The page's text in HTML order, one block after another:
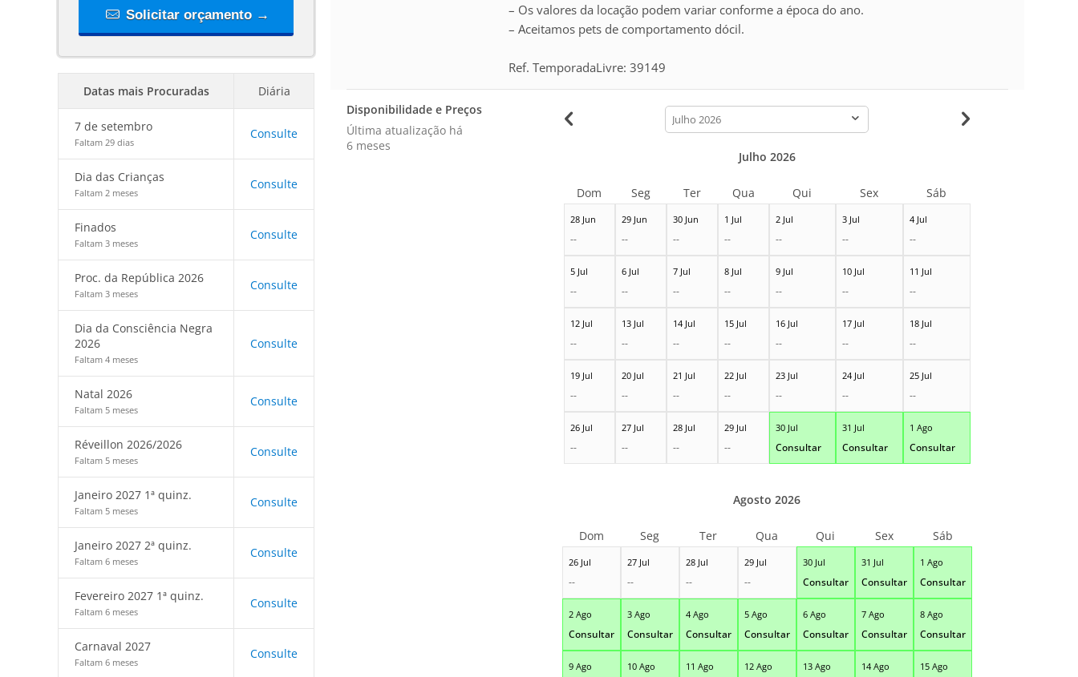
Solicitar orçamento →
Datas mais Procuradas Diária
7 de setembro
Faltam 29 dias
Consulte
Dia das Crianças
Faltam 2 meses
Consulte
Finados
Faltam 3 meses
Consulte
Proc. da República 2026
Faltam 3 meses
Consulte
Dia da Consciência Negra
2026
Faltam 4 meses
Consulte
Natal 2026
Faltam 5 meses
Consulte
Réveillon 2026/2026
Faltam 5 meses
Consulte
Janeiro 2027 1ª quinz.
Faltam 5 meses
Consulte
Janeiro 2027 2ª quinz.
Faltam 6 meses
Consulte
Fevereiro 2027 1ª quinz.
Faltam 6 meses
Consulte
Carnaval 2027
Faltam 6 meses
Consulte
– Os valores da locação podem variar conforme a época do ano.
– Aceitamos pets de comportamento dócil.
Ref. TemporadaLivre: 39149
Disponibilidade e Preços
Última atualização há
6 meses
calendar-
month
28 Jun
--
29 Jun
--
30 Jun
--
1 Jul
--
2 Jul
--
3 Jul
--
4 Jul
--
5 Jul
--
6 Jul
--
7 Jul
--
8 Jul
--
9 Jul
--
10 Jul
--
11 Jul
--
12 Jul
--
13 Jul
--
14 Jul
--
15 Jul
--
16 Jul
--
17 Jul
--
18 Jul
--
19 Jul
--
20 Jul
--
21 Jul
--
22 Jul
--
23 Jul
--
24 Jul
--
25 Jul
--
26 Jul
--
27 Jul
--
28 Jul
--
29 Jul
--
30 Jul
Consultar
31 Jul
Consultar
1 Ago
Consultar
Julho 2026
Dom Seg Ter Qua Qui Sex Sáb
26 Jul
--
27 Jul
--
28 Jul
--
29 Jul
--
30 Jul
Consultar
31 Jul
Consultar
1 Ago
Consultar
2 Ago
Consultar
3 Ago
Consultar
4 Ago
Consultar
5 Ago
Consultar
6 Ago
Consultar
7 Ago
Consultar
8 Ago
Consultar
9 Ago 10 Ago 11 Ago 12 Ago 13 Ago 14 Ago 15 Ago
Agosto 2026
Dom Seg Ter Qua Qui Sex Sáb